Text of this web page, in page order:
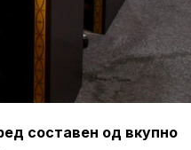
составен од вкупно